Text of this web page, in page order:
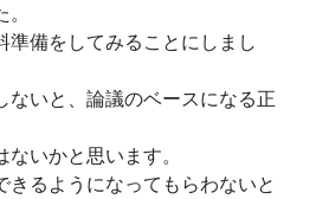
準備をしてみることにしまし
ないと、論議のベースになる正
いかと思います。
きるようになってもらわないと